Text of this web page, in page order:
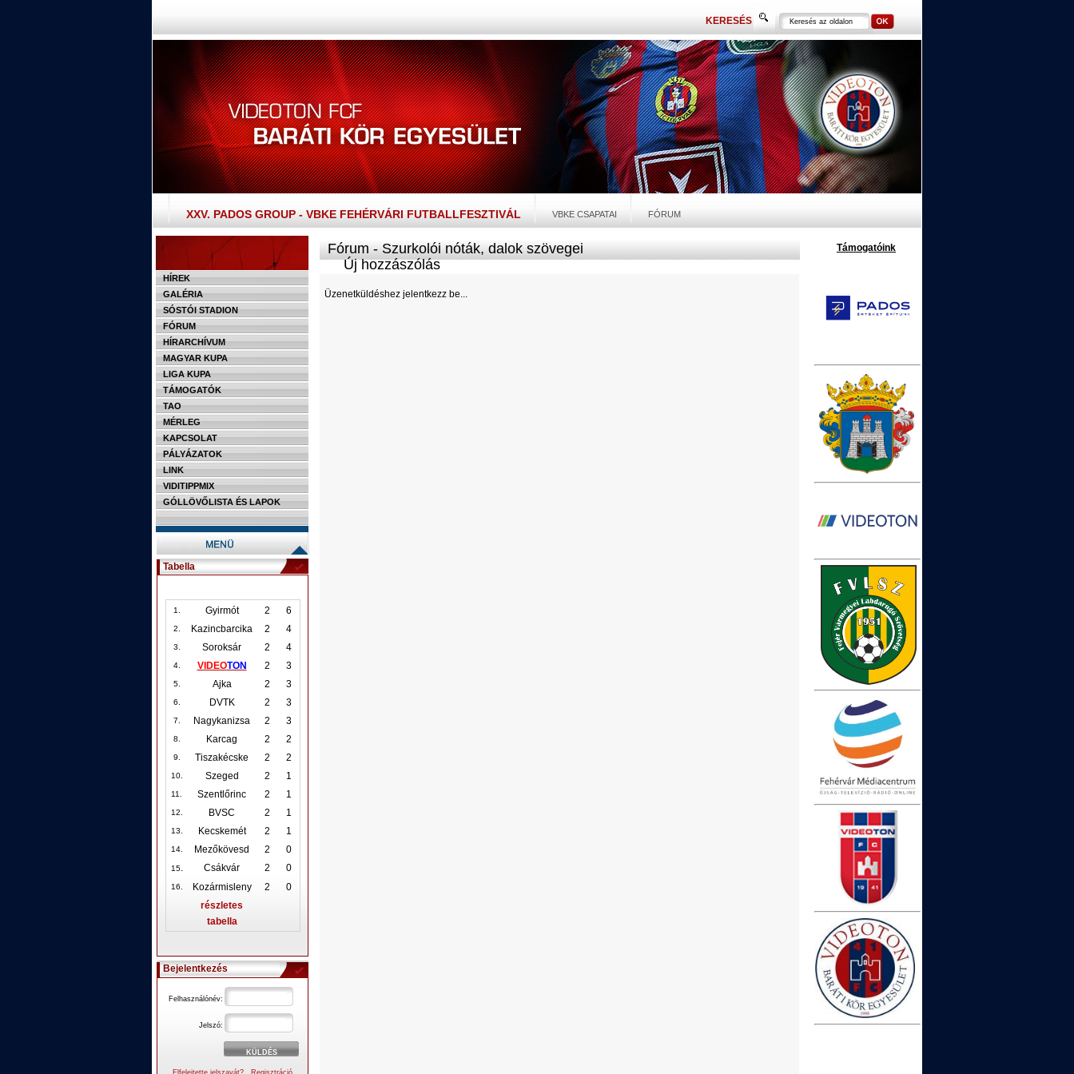
KERESÉS
XXV. PADOS GROUP - VBKE FEHÉRVÁRI FUTBALLFESZTIVÁL VBKE CSAPATAI FÓRUM
HÍREK
GALÉRIA
SÓSTÓI STADION
FÓRUM
HÍRARCHÍVUM
MAGYAR KUPA
LIGA KUPA
TÁMOGATÓK
TAO
MÉRLEG
KAPCSOLAT
PÁLYÁZATOK
LINK
VIDITIPPMIX
GÓLLÖVŐLISTA ÉS LAPOK
Tabella
1. Gyirmót 2 6
2. Kazincbarcika 2 4
3. Soroksár 2 4
4. VIDEOTON 2 3
5. Ajka 2 3
6. DVTK 2 3
7. Nagykanizsa 2 3
8. Karcag 2 2
9. Tiszakécske 2 2
10. Szeged 2 1
11. Szentlőrinc 2 1
12. BVSC 2 1
13. Kecskemét 2 1
14. Mezőkövesd 2 0
15. Csákvár 2 0
16. Kozármisleny 2
0
részletes
tabella
Bejelentkezés
Felhasználónév:
Jelszó:
Elfelejtette jelszavát? Regisztráció
Fórum - Szurkolói nóták, dalok szövegei
Új hozzászólás
Üzenetküldéshez jelentkezz be...
Támogatóink